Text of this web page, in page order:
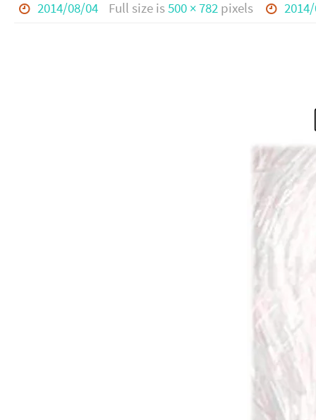
2014/08/04 Full size is500 × 782pixels